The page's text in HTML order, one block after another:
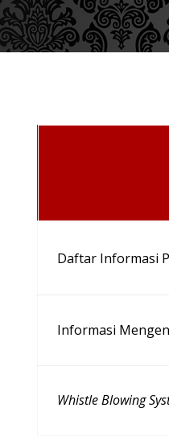
Daftar Informasi
Informasi
Whistle Blowing